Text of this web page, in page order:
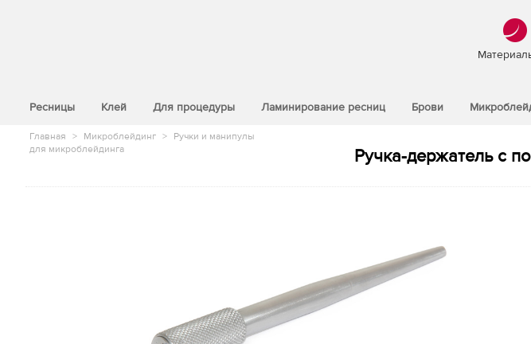
Ресницы Клей Для процедуры Ламинирование ресниц Брови
Главная > Микроблейдинг > Ручки и манипулы
для микроблейдинга
Ручка-держатель с